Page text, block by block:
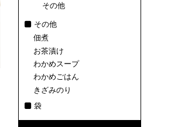
その他
その他
佃煮
お茶漬け
わかめスープ
わかめごはん
きざみのり
袋